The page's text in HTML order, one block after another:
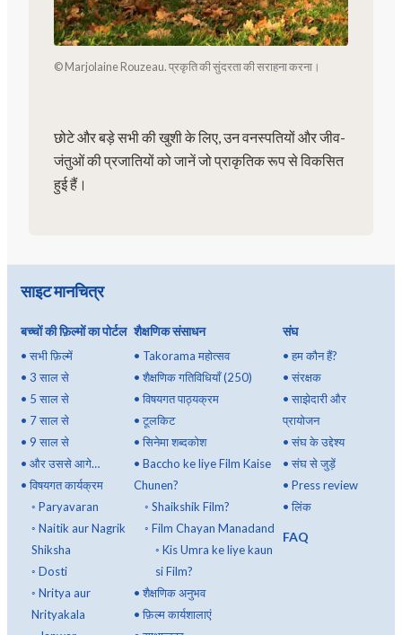
© Marjolaine Rouzeau. प्रकृति की सुंदरता की सराहना करना।
छोटे और बड़े सभी की खुशी के लिए, उन वनस्पतियों और जीव-
जंतुओं की प्रजातियों को जानें जो प्राकृतिक रूप से विकसित
हुई हैं।
साइट मानचित्र
बच्चों की फ़िल्मों का पोर्टल
• सभी फ़िल्में
• 3 साल से
• 5 साल से
• 7 साल से
• 9 साल से
• और उससे आगे…
• विषयगत कार्यक्रम
◦ Paryavaran
◦ Naitik aur Nagrik
Shiksha
◦ Dosti
◦ Nritya aur
Nrityakala
शैक्षणिक संसाधन
• Takorama महोत्सव
• शैक्षणिक गतिविधियाँ (250)
• विषयगत पाठ्यक्रम
• टूलकिट
• सिनेमा शब्दकोश
• Baccho ke liye Film Kaise
Chunen?
◦ Shaikshik Film?
◦ Film Chayan Manadand
◦ Kis Umra ke liye kaun
si Film?
• शैक्षणिक अनुभव
• फ़िल्म कार्यशालाएं
संघ
•हम कौन हैं?
•संरक्षक
•साझेदारी और
प्रायोजन
•संघ के उद्देश्य
•संघ से जुड़ें
•Press review
•लिंक
FAQ